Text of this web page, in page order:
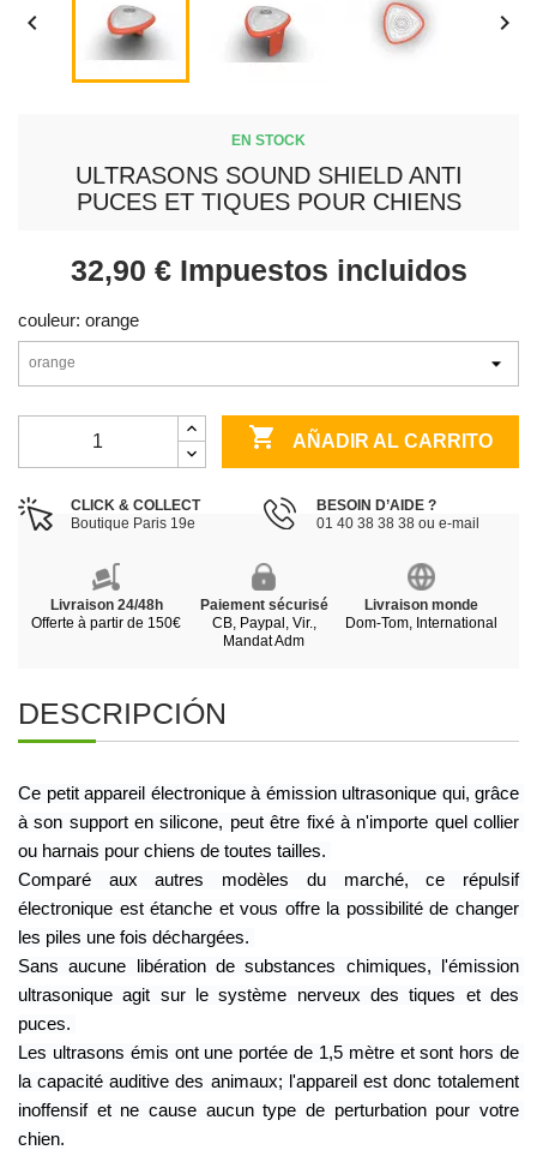
 
EN STOCK
ULTRASONS SOUND SHIELD ANTI
PUCES ET TIQUES POUR CHIENS
32,90 € Impuestos incluidos
couleur: orange
 AÑADIR AL CARRITO
CLICK & COLLECT
Boutique Paris 19e
BESOIN D’AIDE ?
01 40 38 38 38 ou e-mail
Livraison 24/48h
Offerte à partir de 150€
Paiement sécurisé
CB, Paypal, Vir.,
Mandat Adm
Livraison monde
Dom-Tom, International
DESCRIPCIÓN
Ce petit appareil électronique à émission ultrasonique qui, grâce
à son support en silicone, peut être fixé à n'importe quel collier
ou harnais pour chiens de toutes tailles.
Comparé aux autres modèles du marché, ce répulsif
électronique est étanche et vous offre la possibilité de changer
les piles une fois déchargées.
Sans aucune libération de substances chimiques, l'émission
ultrasonique agit sur le système nerveux des tiques et des
puces.
Les ultrasons émis ont une portée de 1,5 mètre et sont hors de
la capacité auditive des animaux; l'appareil est donc totalement
inoffensif et ne cause aucun type de perturbation pour votre
chien.